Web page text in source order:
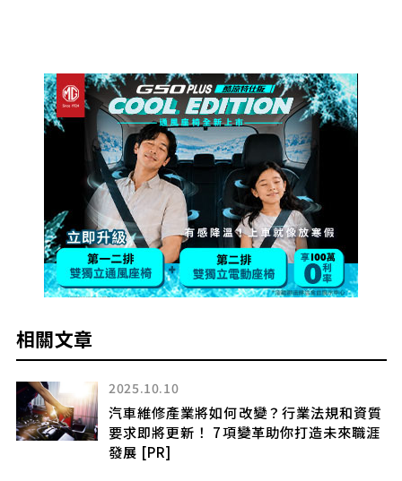
相關文章
2025.10.10
汽車維修產業將如何改變？行業法規和資質
要求即將更新！ 7項變革助你打造未來職涯
發展 [PR]